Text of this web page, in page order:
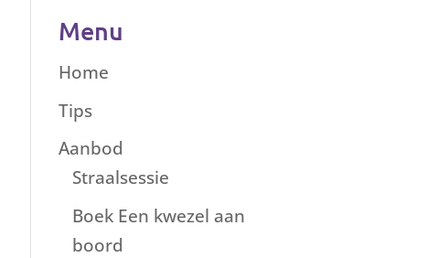
Menu
Home
Tips
Aanbod
Straalsessie
Boek Een kwezel aan
boord